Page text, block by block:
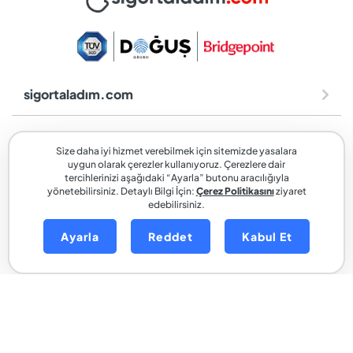
sigortaladım.com
Araç Sigortaları
Ev Sigortaları
Sağlık Sigortaları
Size daha iyi hizmet verebilmek için sitemizde yasalara
uygun olarak çerezler kullanıyoruz. Çerezlere dair
tercihlerinizi aşağıdaki “Ayarla” butonu aracılığıyla
yönetebilirsiniz. Detaylı Bilgi İçin: Çerez Politikasınıziyaret
edebilirsiniz.
Ayarla Reddet Kabul Et